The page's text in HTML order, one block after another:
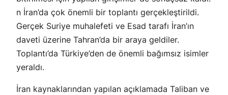
n İran’da çok önemli bir toplantı gerçekleştirildi.
Gerçek Suriye muhalefeti ve Esad tarafı İran’ın
daveti üzerine Tahran’da bir araya geldiler.
Toplantı’da Türkiye’den de önemli bağımsız isimler
yeraldı.
İran kaynaklarından yapılan açıklamada Taliban ve